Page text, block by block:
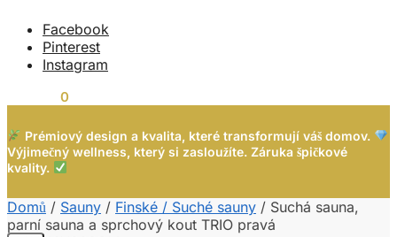
Facebook
Pinterest
Instagram
0
Prémiový design a kvalita, které transformují váš domov.
Výjimečný wellness, který si zasloužíte. Záruka špičkové
kvality.
Domů / Sauny / Finské / Suché sauny / Suchá sauna,
parní sauna a sprchový kout TRIO pravá